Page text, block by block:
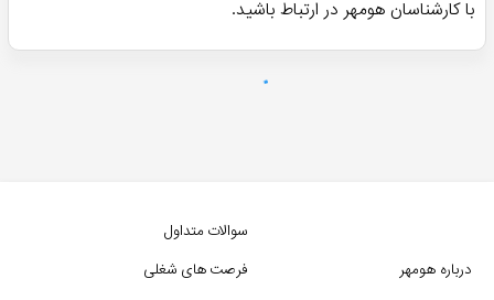
پرفروش ترین!
دستگاه بخور سرد صورت
نیبولایزر - NANO